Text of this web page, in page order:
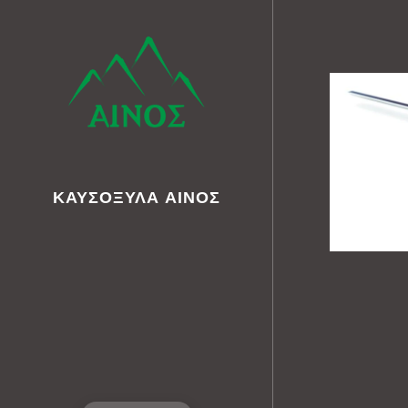
ΚΑΥΣΟΞΥΛΑ ΑΙΝΟΣ